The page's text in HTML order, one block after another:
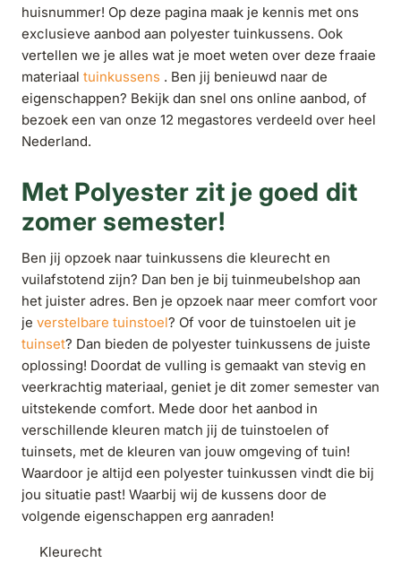
huisnummer! Op deze pagina maak je kennis met ons
exclusieve aanbod aan polyester tuinkussens. Ook
vertellen we je alles wat je moet weten over deze fraaie
materiaal tuinkussens . Ben jij benieuwd naar de
eigenschappen? Bekijk dan snel ons online aanbod, of
bezoek een van onze 12 megastores verdeeld over heel
Nederland.
Met Polyester zit je goed dit
zomer semester!
Ben jij opzoek naar tuinkussens die kleurecht en
vuilafstotend zijn? Dan ben je bij tuinmeubelshop aan
het juister adres. Ben je opzoek naar meer comfort voor
je verstelbare tuinstoel? Of voor de tuinstoelen uit je
tuinset? Dan bieden de polyester tuinkussens de juiste
oplossing! Doordat de vulling is gemaakt van stevig en
veerkrachtig materiaal, geniet je dit zomer semester van
uitstekende comfort. Mede door het aanbod in
verschillende kleuren match jij de tuinstoelen of
tuinsets, met de kleuren van jouw omgeving of tuin!
Waardoor je altijd een polyester tuinkussen vindt die bij
jou situatie past! Waarbij wij de kussens door de
volgende eigenschappen erg aanraden!
Kleurecht